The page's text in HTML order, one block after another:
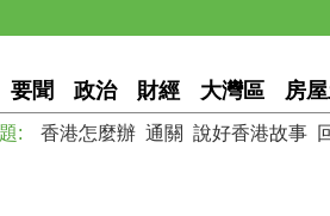
要聞 政治 財經 大灣區 房
: 香港怎麼辦 通關 說好香港故事